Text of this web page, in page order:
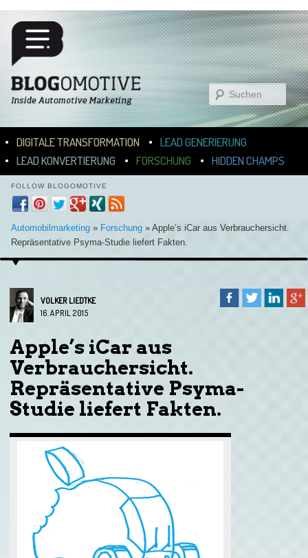
Suchen
ZUM INHALT WECHSELN
ZUM SEKUNDÄREN INHALT WECHSELN
DIGITALE TRANSFORMATION
LEAD GENERIERUNG
LEAD KONVERTIERUNG
FORSCHUNG HIDDEN CHAMPS
FOLLOW BLOGOMOTIVE
Automobilmarketing » Forschung » Apple’s iCar aus Verbrauchersicht.
Repräsentative Psyma-Studie liefert Fakten.
VOLKER LIEDTKE
16. APRIL 2015
Apple’s iCar aus
Verbrauchersicht.
Repräsentative Psyma-
Studie liefert Fakten.